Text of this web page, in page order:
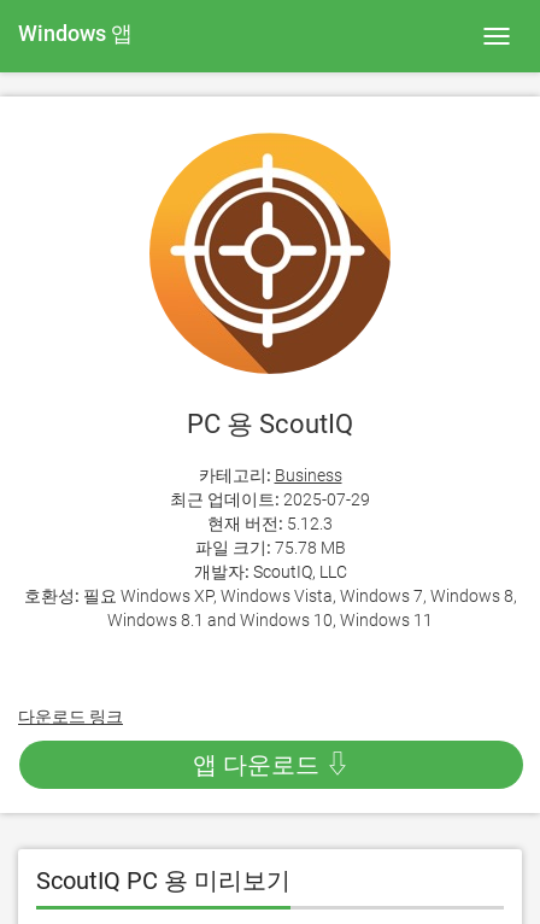
Windows 앱
PC 용 ScoutIQ
카테고리: Business
최근 업데이트: 2025-07-29
현재 버전: 5.12.3
파일 크기: 75.78 MB
개발자: ScoutIQ, LLC
호환성: 필요 Windows XP, Windows Vista, Windows 7, Windows 8,
Windows 8.1 and Windows 10, Windows 11
다운로드 링크
앱 다운로드 ⇩
ScoutIQ PC 용 미리보기